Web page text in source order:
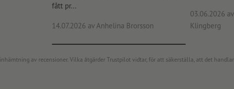
fått pr...
14.07.2026 av Anhelina Brorsson
03.06.2026
Klingberg
av recensioner. Vilka åtgärder Trustpilot vidtar, för att säkerställa, att det